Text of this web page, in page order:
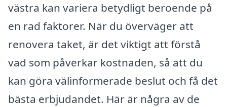
västra kan variera betydligt beroende på
en rad faktorer. När du överväger att
renovera taket, är det viktigt att förstå
vad som påverkar kostnaden, så att du
kan göra välinformerade beslut och få det
bästa erbjudandet. Här är några av de